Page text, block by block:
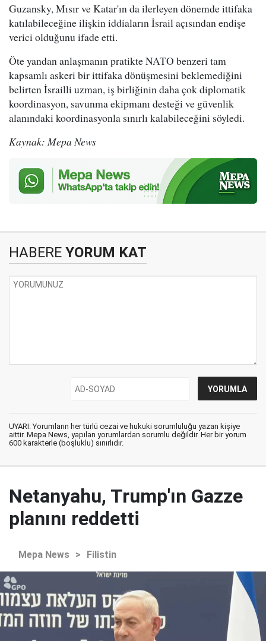
Guzansky, Mısır ve Katar'ın da ilerleyen dönemde ittifaka
katılabileceğine ilişkin iddiaların İsrail açısından endişe
verici olduğunu ifade etti.
Öte yandan anlaşmanın pratikte NATO benzeri tam
kapsamlı askeri bir ittifaka dönüşmesini beklemediğini
belirten İsrailli uzman, iş birliğinin daha çok diplomatik
koordinasyon, savunma ekipmanı desteği ve güvenlik
alanındaki koordinasyonla sınırlı kalabileceğini söyledi.
Kaynak: Mepa News
HABERE YORUM KAT
UYARI: Yorumların her türlü cezai ve hukuki sorumluluğu yazan kişiye
aittir. Mepa News, yapılan yorumlardan sorumlu değildir. Her bir yorum
600 karakterle (boşluklu) sınırlıdır.
Netanyahu, Trump'ın Gazze
planını reddetti
Mepa News > Filistin